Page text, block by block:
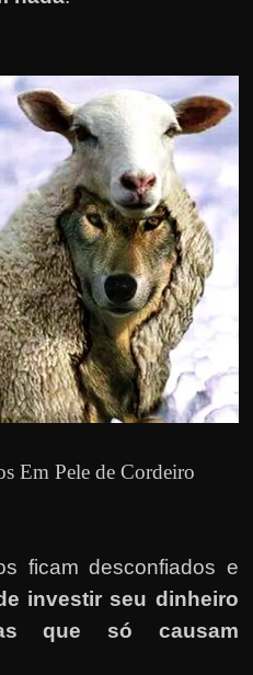
Em Pele de Cordeiro
ficam desconfiados e
investir seu dinheiro
que só causam